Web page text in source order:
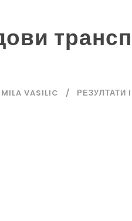
VASILIC РЕЗУЛТАТИ